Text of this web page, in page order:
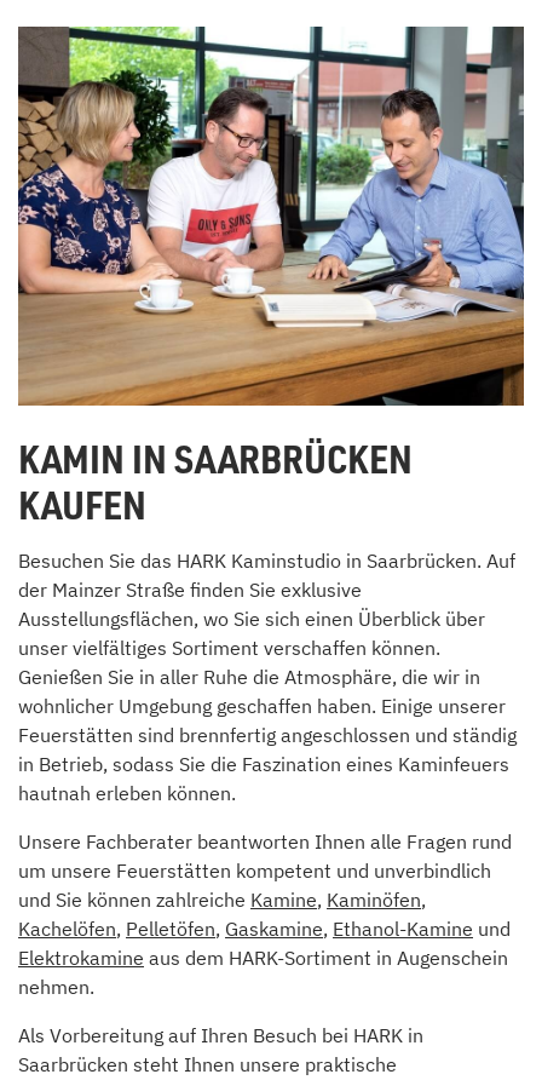
KAMIN IN SAARBRÜCKEN
KAUFEN
Besuchen Sie das HARK Kaminstudio in Saarbrücken. Auf
der Mainzer Straße finden Sie exklusive
Ausstellungsflächen, wo Sie sich einen Überblick über
unser vielfältiges Sortiment verschaffen können.
Genießen Sie in aller Ruhe die Atmosphäre, die wir in
wohnlicher Umgebung geschaffen haben. Einige unserer
Feuerstätten sind brennfertig angeschlossen und ständig
in Betrieb, sodass Sie die Faszination eines Kaminfeuers
hautnah erleben können.
Unsere Fachberater beantworten Ihnen alle Fragen rund
um unsere Feuerstätten kompetent und unverbindlich
und Sie können zahlreiche Kamine, Kaminöfen,
Kachelöfen, Pelletöfen, Gaskamine, Ethanol-Kamine und
Elektrokamine aus dem HARK-Sortiment in Augenschein
nehmen.
Als Vorbereitung auf Ihren Besuch bei HARK in
Saarbrücken steht Ihnen unsere praktische